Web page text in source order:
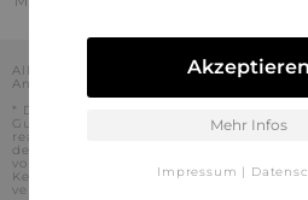
Alle Preise inkl. der jeweils geltenden
Angaben ohne Gewähr.
* Die angezeigten Preise beinhalten
Gutschein-Codes auf den Seiten unserer
realisiert werden können. Stylaholic
der Gutschein-Codes durch und es kann
vorkommen, dass die Gutscheine
Kenntnisstand bei dem jeweiligen Shop
verwendet werden können. Darüber
Akzeptieren
Mehr Infos
Impressum |